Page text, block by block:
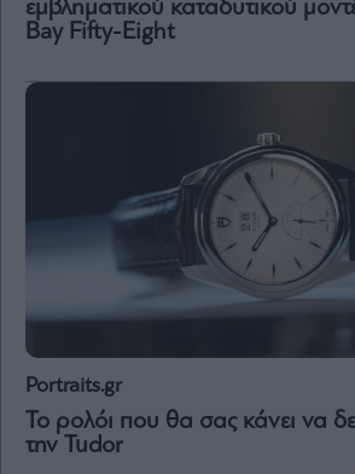
εμβληματικού καταδυτικού
Bay Fifty-Eight
Portraits.gr
Το ρολόι που θα σας κάνει να
την Tudor